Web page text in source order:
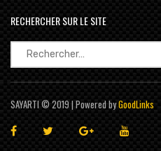
RECHERCHER SUR LE SITE
Rechercher :
SAYARTI © 2019 | Powered byGoodLinks